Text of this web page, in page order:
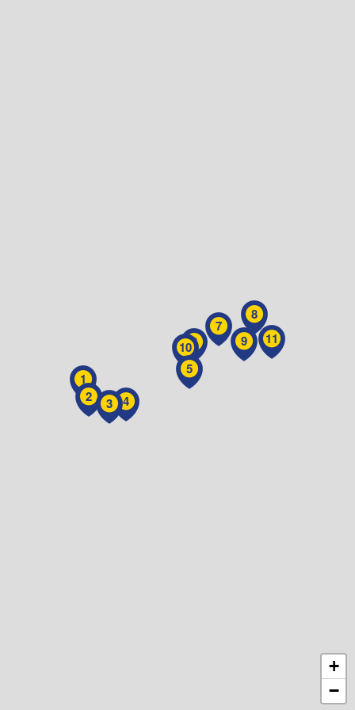
1
2
3 4
5
6
7
8
9
10 11
+
−